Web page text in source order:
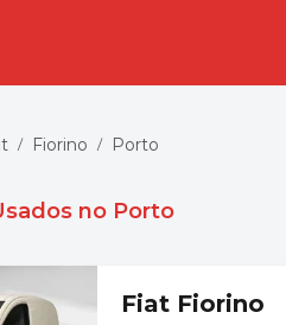
/ Fiorino / Porto
no Porto
Fiat Fiorino